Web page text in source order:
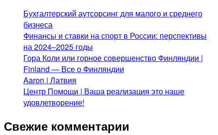
Бухгалтерский аутсорсинг для малого и среднего
бизнеса
Финансы и ставки на спорт в России: перспективы
на 2024–2025 годы
Гора Коли или горное совершенство Финляндии |
Finland — Все о Финляндии
Aaron | Латвия
Центр Помощи | Ваша реализация это наше
удовлетворение!
Свежие комментарии